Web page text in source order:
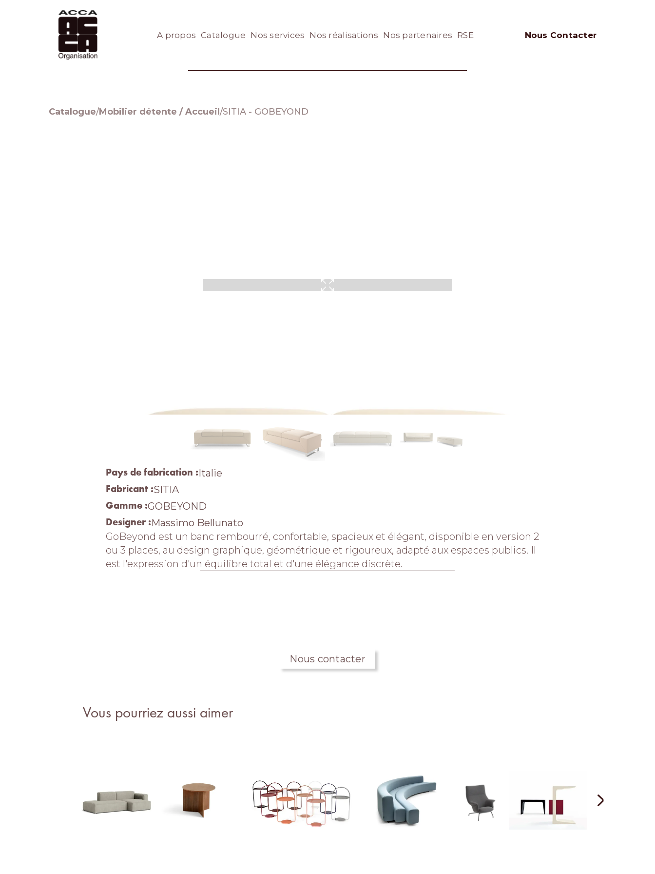
A propos Catalogue Nos services Nos réalisations Nos partenaires RSE Nous Contacter
Catalogue/Mobilier détente / Accueil /SITIA - GOBEYOND
Pays de fabrication :Italie
Fabricant :SITIA
Gamme :GOBEYOND
Designer :Massimo Bellunato
GoBeyond est un banc rembourré, confortable, spacieux et élégant, disponible en version 2
ou 3 places, au design graphique, géométrique et rigoureux, adapté aux espaces publics.‎ Il
est l'expression d'un équilibre total et d'une élégance discrète.‎
Nous contacter
Vous pourriez aussi aimer